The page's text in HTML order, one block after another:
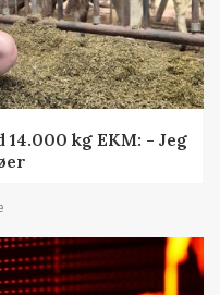
kg EKM: - Jeg